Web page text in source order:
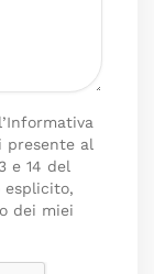
presente al
e 14 del
esplicito,
dei miei